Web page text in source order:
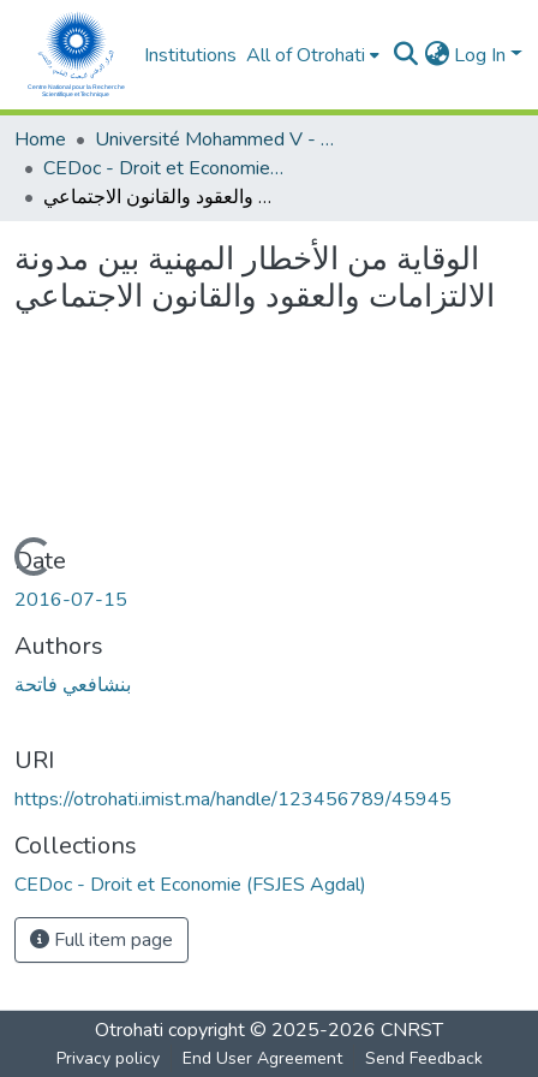
Institutions All of Otrohati Log In
Home
Université Mohammed V - Rabat
CEDoc - Droit et Economie (FSJES Agdal)
الوقاية من الأخطار المهنية بين مدونة الالتزامات والعقود والقانون الاجتماعي
الوقاية من الأخطار المهنية بين مدونة
الالتزامات والعقود والقانون الاجتماعي
Loading...
Date
2016-07-15
Authors
بنشافعي فاتحة
URI
https://otrohati.imist.ma/handle/123456789/45945
Collections
CEDoc - Droit et Economie (FSJES Agdal)
Full item page
Otrohati copyright © 2025-2026 CNRST
Privacy policy End User Agreement Send Feedback